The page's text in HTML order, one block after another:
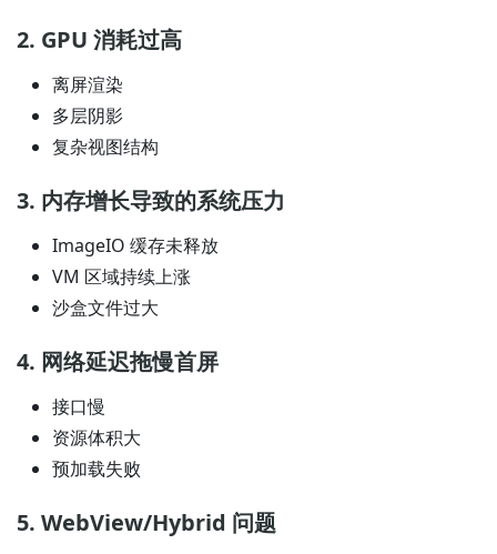
2. GPU 消耗过高
离屏渲染
多层阴影
复杂视图结构
3. 内存增长导致的系统压力
ImageIO 缓存未释放
VM 区域持续上涨
沙盒文件过大
4. 网络延迟拖慢首屏
接口慢
资源体积大
预加载失败
5. WebView/Hybrid 问题